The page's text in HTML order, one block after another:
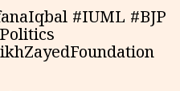
#IUML #BJP